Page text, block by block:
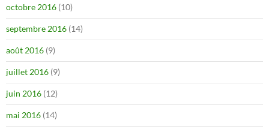
octobre 2016 (10)
septembre 2016 (14)
août 2016 (9)
juillet 2016 (9)
juin 2016 (12)
mai 2016 (14)